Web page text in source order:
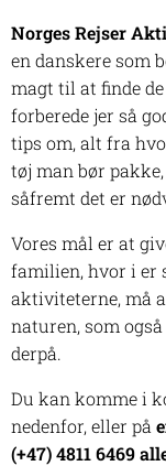
Norges Rejser
en danskere som
magt til at finde
forberede jer så
tips om, alt fra
tøj man bør
såfremt det er
Vores mål er at
familien, hvor i er
aktiviteterne, må
naturen, som
derpå.
Du kan komme i
nedenfor, eller på
(+47) 4811 6469